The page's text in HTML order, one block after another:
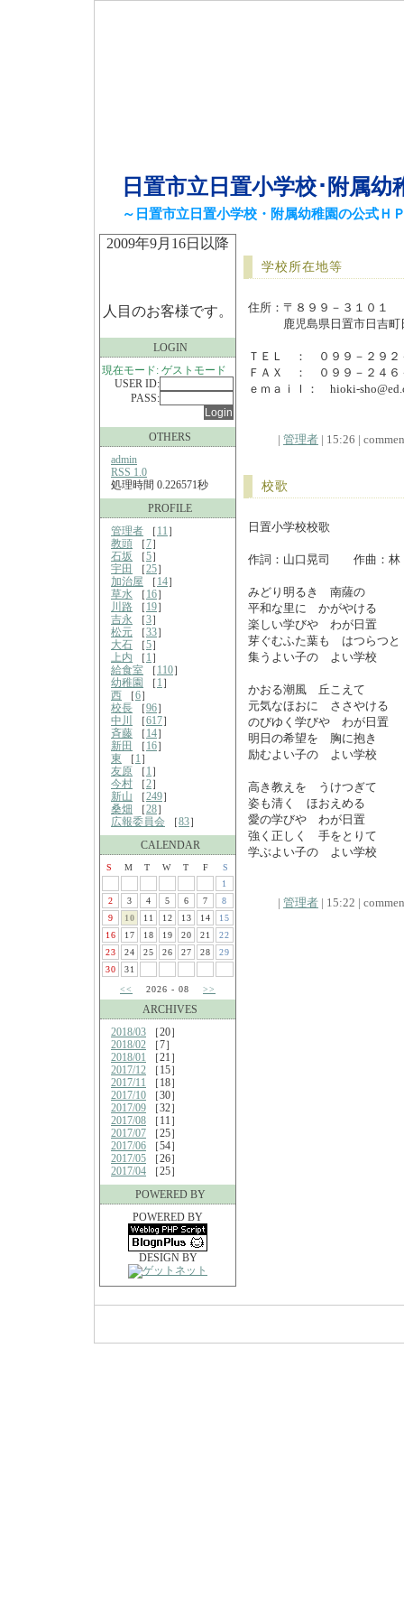
日置市立日置小学校･附属幼
～日置市立日置小学校・附属幼稚園の公式Ｈ
2009年9月16日以降
人目のお客様です。
LOGIN
現在モード: ゲストモード
USER ID:
PASS:
OTHERS
admin
RSS 1.0
処理時間 0.226571秒
PROFILE
管理者 ［ 11 ］
教頭 ［7］
石坂 ［5］
宇田
［25］
加治屋 ［ 14］
草水 ［ 16］
川路 ［ 19］
吉永 ［3］
松元 ［33］
大石 ［5］
上内 ［ 1 ］
給食室 ［ 110］
幼稚園
［ 1 ］
西 ［6］
校長 ［96］
中川
［617］
斉藤 ［ 14］
新田
［ 16］
東 ［ 1 ］
友原 ［ 1 ］
今村 ［2］
新山 ［249］
桑畑
［28］
広報委員会 ［83］
CALENDAR
S M T W T F
S
1
2
3 4 5 6 7
8
9
10 11 12 13 14
15
16
17 18 19 20 21
22
23
24 25 26 27 28
29
30
31
<<
2026 - 08 >>
ARCHIVES
2018/03 ［20］
2018/02 ［7］
2018/01 ［21］
2017/12 ［15］
2017/11 ［18］
2017/10 ［30］
2017/09 ［32］
2017/08 ［11］
2017/07 ［25］
2017/06 ［54］
2017/05 ［26］
2017/04 ［25］
POWERED BY
POWERED BY
DESIGN BY
学校所在地等
住所：〒８９９－３１０１
鹿児島県日置市日吉町
ＴＥＬ ： ０９９－２９２
ＦＡＸ ： ０９９－２４６
ｅｍａｉｌ： hioki-
| 管理者 | 15:26 |
校歌
日置小学校校歌
作詞：山口晃司 作曲：
みどり明るき 南薩の
平和な里に かがやける
楽しい学びや わが日置
芽ぐむふた葉も はつらつと
集うよい子の よい学校
かおる潮風 丘こえて
元気なほおに ささやける
のびゆく学びや わが日置
明日の希望を 胸に抱き
励むよい子の よい学校
高き教えを うけつぎて
姿も清く ほおえめる
愛の学びや わが日置
強く正しく 手をとりて
学ぶよい子の よい学校
| 管理者 | 15:22 |